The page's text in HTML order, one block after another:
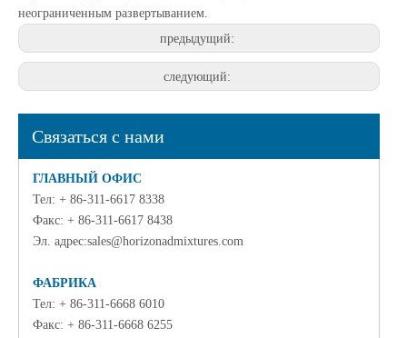
неограниченным развертыванием.
предыдущий:
следующий:
Связаться с нами
ГЛАВНЫЙ ОФИС
Тел: + 86-311-6617 8338
Факс: + 86-311-6617 8438
Эл. адрес:sales@horizonadmixtures.com
ФАБРИКА
Тел: + 86-311-6668 6010
Факс: + 86-311-6668 6255